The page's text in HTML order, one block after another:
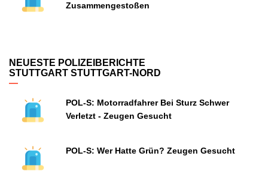
Zusammengestoßen
NEUESTE POLIZEIBERICHTE
STUTTGART STUTTGART-NORD
POL-S: Motorradfahrer Bei Sturz Schwer
Verletzt - Zeugen Gesucht
POL-S: Wer Hatte Grün? Zeugen Gesucht